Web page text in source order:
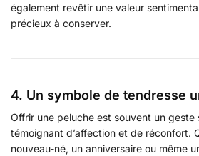
également revêtir une valeur
précieux à conserver.
4. Un symbole de tendresse
Offrir une peluche est souvent un geste
témoignant d’affection et de réconfort.
nouveau-né, un anniversaire ou même